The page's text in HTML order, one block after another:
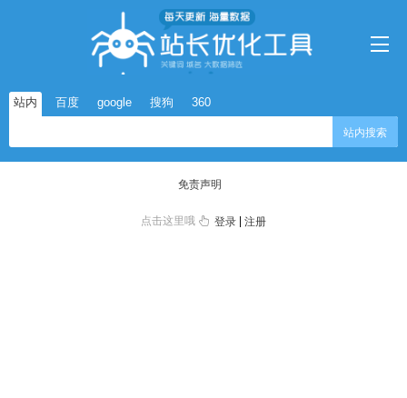
站内 百度 google 搜狗 360
站内搜索
免责声明
点击这里哦 登录 |注册